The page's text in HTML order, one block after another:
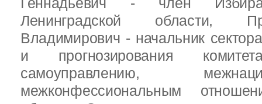
Ленинградской области,
Владимирович - начальник
и прогнозирования
самоуправлению,
межконфессиональным